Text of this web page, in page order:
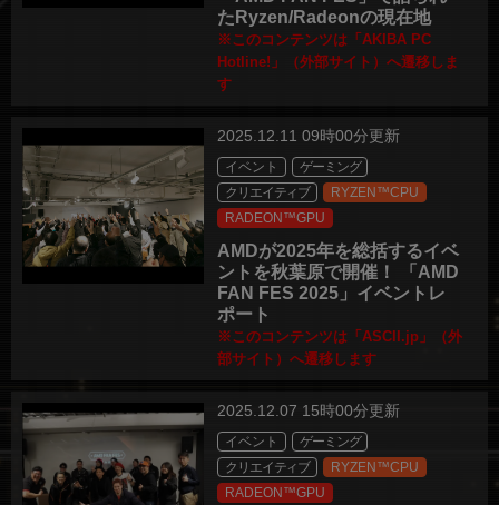
たRyzen/Radeonの現在地
※このコンテンツは「AKIBA PC
Hotline!」（外部サイト）へ遷移しま
す
2025.12.11 09時00分更新
イベント
ゲーミング
クリエイティブ
RYZEN™CPU
RADEON™GPU
AMDが2025年を総括するイベ
ントを秋葉原で開催！ 「AMD
FAN FES 2025」イベントレ
ポート
※このコンテンツは「ASCII.jp」（外
部サイト）へ遷移します
2025.12.07 15時00分更新
イベント
ゲーミング
クリエイティブ
RYZEN™CPU
RADEON™GPU